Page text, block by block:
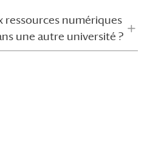
ressources numériques
une autre université ?